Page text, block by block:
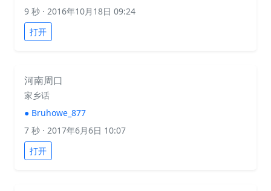
9 秒 · 2016年10月18日 09:24
打开
河南周口
家乡话
● Bruhowe_877
7 秒 · 2017年6月6日 10:07
打开